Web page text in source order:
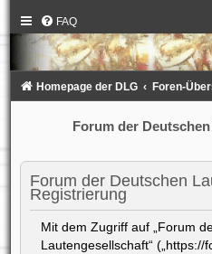
FAQ
Homepage der DLG Foren-
Forum der
Forum der Deutschen
Registrierung
Mit dem Zugriff auf „Forum
Lautengesellschaft“